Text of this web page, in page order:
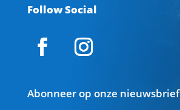
Follow Social
Abonneer op onze nieuwsbrief